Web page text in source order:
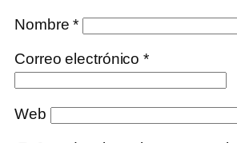
Nombre*
Correo electrónico*
Web